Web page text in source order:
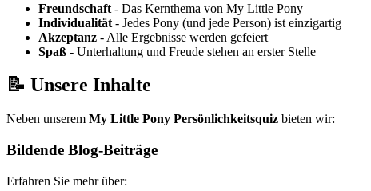
Freundschaft - Das Kernthema von My Little Pony
Individualität - Jedes Pony (und jede Person) ist einzigartig
Akzeptanz - Alle Ergebnisse werden gefeiert
Spaß - Unterhaltung und Freude stehen an erster Stelle
📝 Unsere Inhalte
Neben unserem My Little Pony Persönlichkeitsquiz bieten wir:
Bildende Blog-Beiträge
Erfahren Sie mehr über: